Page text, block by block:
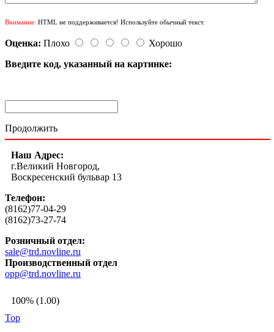
Внимание: HTML не поддерживается! Используйте обычный текст.
Оценка: Плохо
Хорошо
Введите код, указанный на картинке:
Продолжить
Наш Адрес:
г.Великий Новгород,
Воскресенский бульвар 13
Телефон:
(8162)77-04-29
(8162)73-27-74
Розничный отдел:
sale@trd.novline.ru
Производственный отдел
opp@trd.novline.ru
100% (1.00)
Top